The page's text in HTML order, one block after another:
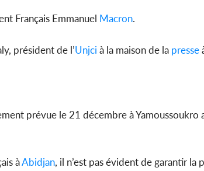
Français Emmanuel Macron.
président de l’Unjci à la maison de la presse
prévue le 21 décembre à Yamoussoukro
àAbidjan, il n’est pas évident de garantir la